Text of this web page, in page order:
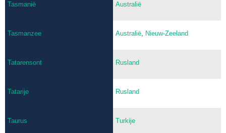
Tasmanië Australië
Tasmanzee Australië, Nieuw-Zeeland
Tatarensont Rusland
Tatarije Rusland
Taurus Turkije